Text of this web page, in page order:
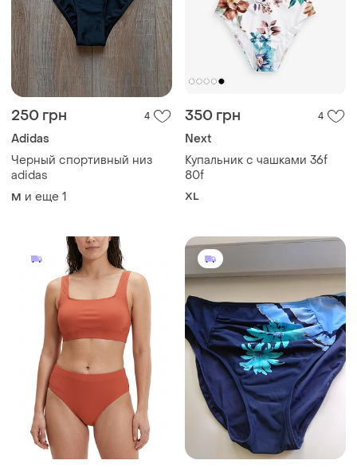
250 грн 4
Adidas
Черный спортивный низ
adidas
M и еще 1
350 грн 4
Next
Купальник с чашками 36f
80f
XL